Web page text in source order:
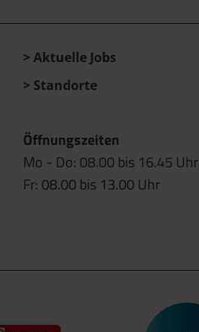
Aktuelle Jobs
Standorte
Öffnungszeiten
Mo - Do: 08.00 bis 16.45 Uhr
Fr: 08.00 bis 13.00 Uhr